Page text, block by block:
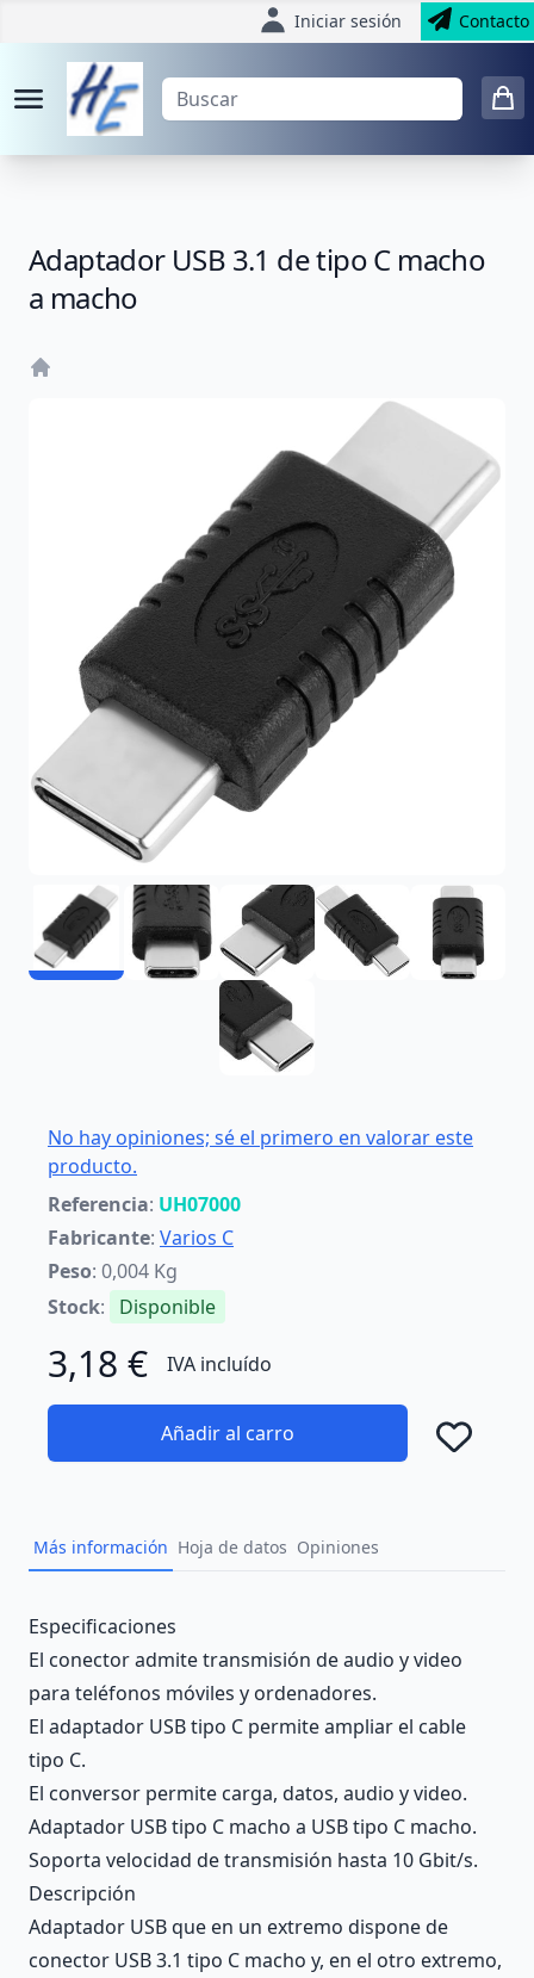
Iniciar sesión Contacto
Adaptador USB 3.1 de tipo C macho
a macho
No hay opiniones; sé el primero en valorar este
producto.
Referencia: UH07000
Fabricante: Varios C
Peso: 0,004 Kg
Stock: Disponible
3,18 € IVA incluído
Añadir al carro
Más información Hoja de datos Opiniones
Description
Especificaciones
El conector admite transmisión de audio y video
para teléfonos móviles y ordenadores.
El adaptador USB tipo C permite ampliar el cable
tipo C.
El conversor permite carga, datos, audio y video.
Adaptador USB tipo C macho a USB tipo C macho.
Soporta velocidad de transmisión hasta 10 Gbit/s.
Descripción
Adaptador USB que en un extremo dispone de
conector USB 3.1 tipo C macho y, en el otro extremo,